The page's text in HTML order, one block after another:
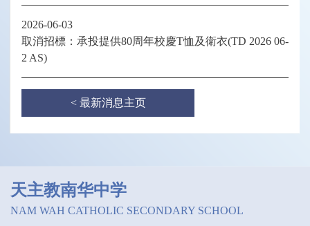
2026-06-03
取消招標：承投提供80周年校慶T恤及衛衣(TD 2026 06-
2 AS)
< 最新消息主页
天主教南华中学
NAM WAH CATHOLIC SECONDARY SCHOOL